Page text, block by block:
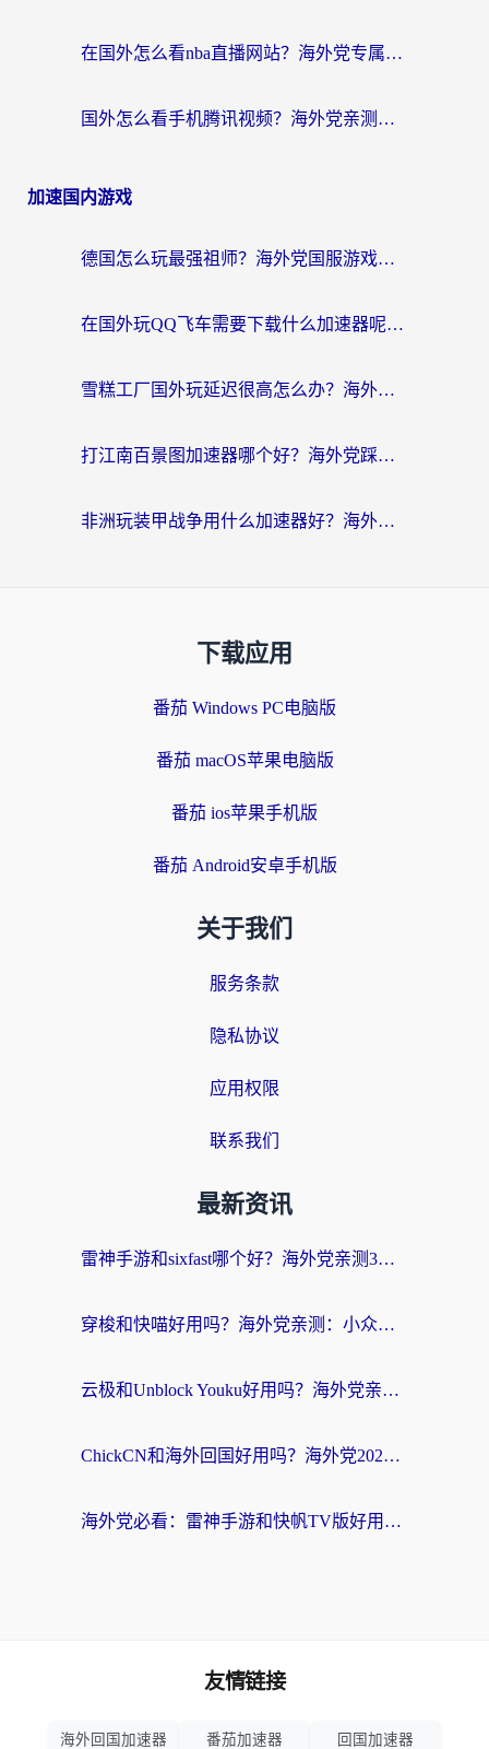
在国外怎么看nba直播网站？海外党专属体育观赛指南，告别地区限制！
国外怎么看手机腾讯视频？海外党亲测有效的追剧加速器选择指南
加速国内游戏
德国怎么玩最强祖师？海外党国服游戏加速器选择全攻略（附宝可梦Online实测）
在国外玩QQ飞车需要下载什么加速器呢？海外党亲测有效的国服游戏加速指南
雪糕工厂国外玩延迟很高怎么办？海外玩家国服游戏加速终极攻略（附实测推荐）
打江南百景图加速器哪个好？海外党踩坑N次后，终于找到不卡的秘诀
非洲玩装甲战争用什么加速器好？海外党亲测有效的国服游戏加速方案
下载应用
番茄 Windows PC电脑版
番茄 macOS苹果电脑版
番茄 ios苹果手机版
番茄 Android安卓手机版
关于我们
服务条款
隐私协议
应用权限
联系我们
最新资讯
雷神手游和sixfast哪个好？海外党亲测3款回国加速器，教你选对不踩坑
穿梭和快喵好用吗？海外党亲测：小众加速器对比+番茄加速器深度体验
云极和Unblock Youku好用吗？海外党亲测+2026回国加速器避坑指南
ChickCN和海外回国好用吗？海外党2026亲测：从手游到影音，选对加速器的3个关键
海外党必看：雷神手游和快帆TV版好用吗？3步选对回国加速器不踩坑
友情链接
海外回国加速器 番茄加速器 回国加速器